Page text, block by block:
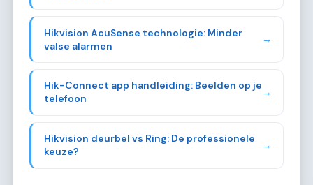
Hikvision AcuSense technologie: Minder
valse alarmen
→
Hik-Connect app handleiding: Beelden op je
telefoon
→
Hikvision deurbel vs Ring: De professionele
keuze?
→